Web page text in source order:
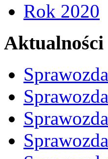
Rok 2020
Aktualności